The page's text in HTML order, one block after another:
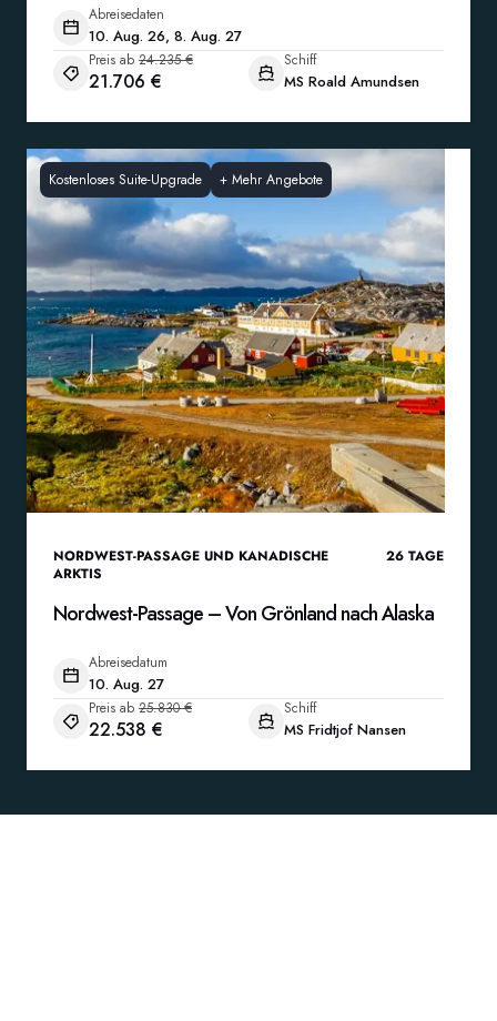
Abreisedaten
10. Aug. 26, 8. Aug. 27
Preis ab 24.235 €
21.706 €
Schiff
MS Roald Amundsen
Kostenloses Suite-Upgrade + Mehr Angebote
NORDWEST-PASSAGE UND KANADISCHE
ARKTIS
26 TAGE
Nordwest-Passage – Von Grönland nach Alaska
Abreisedatum
10. Aug. 27
Preis ab 25.830 €
22.538 €
Schiff
MS Fridtjof Nansen